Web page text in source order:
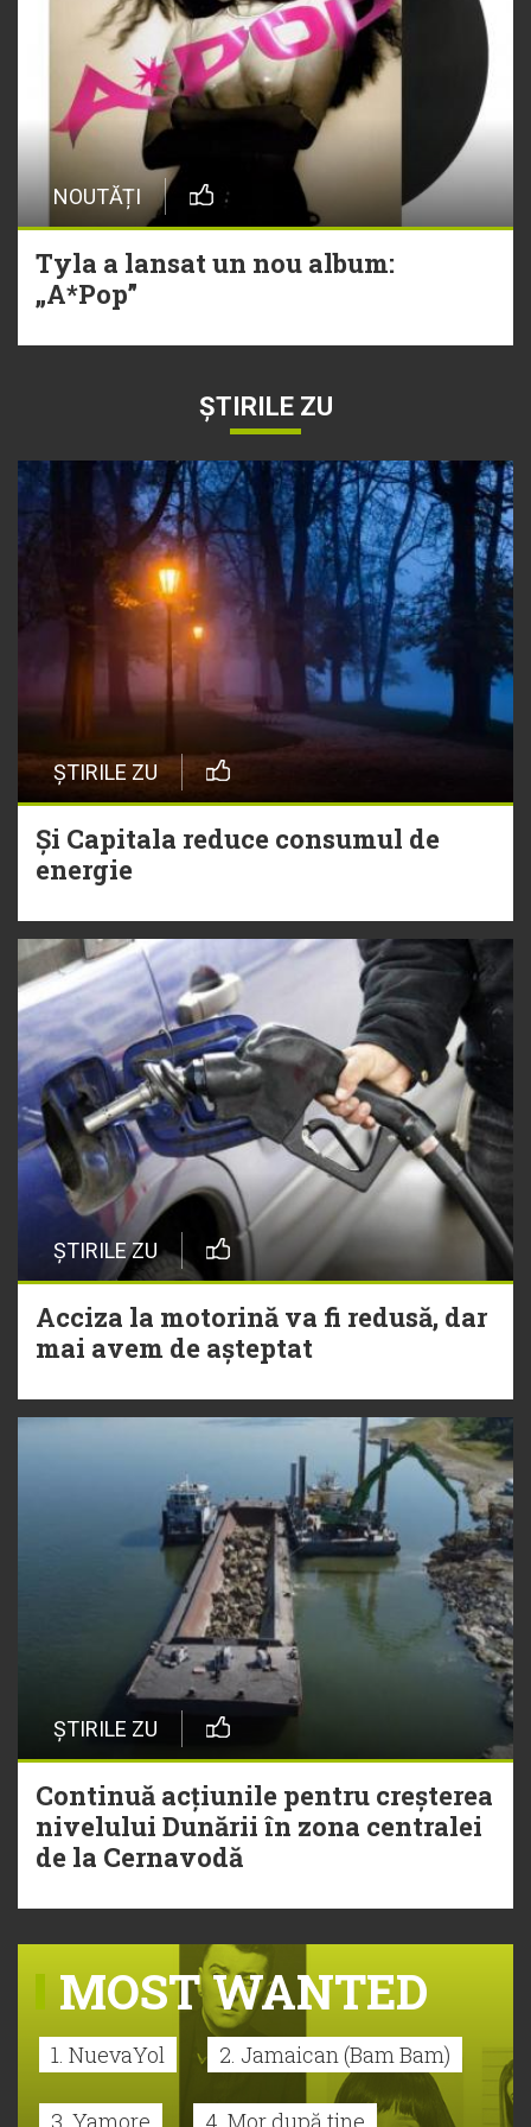
NOUTĂȚI
Tyla a lansat un nou album:
„A*Pop”
ȘTIRILE ZU
ȘTIRILE ZU
Și Capitala reduce consumul de
energie
ȘTIRILE ZU
Acciza la motorină va fi redusă, dar
mai avem de așteptat
ȘTIRILE ZU
Continuă acțiunile pentru creșterea
nivelului Dunării în zona centralei
de la Cernavodă
MOST WANTED
1. NuevaYol 2. Jamaican (Bam Bam)
3. Yamore 4. Mor după tine